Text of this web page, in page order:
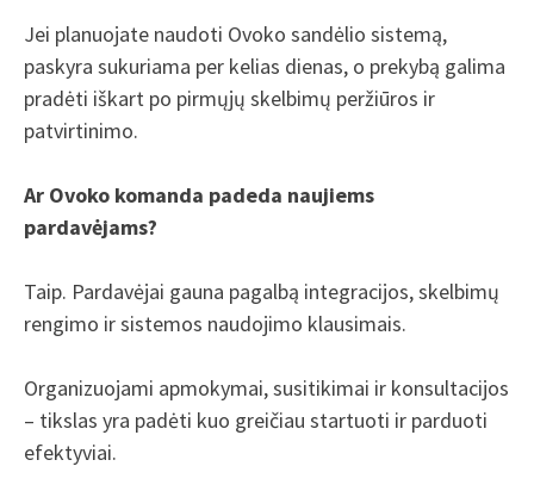
Jei planuojate naudoti Ovoko sandėlio sistemą,
paskyra sukuriama per kelias dienas, o prekybą galima
pradėti iškart po pirmųjų skelbimų peržiūros ir
patvirtinimo.
Ar Ovoko komanda padeda naujiems
pardavėjams?
Taip. Pardavėjai gauna pagalbą integracijos, skelbimų
rengimo ir sistemos naudojimo klausimais.
Organizuojami apmokymai, susitikimai ir konsultacijos
– tikslas yra padėti kuo greičiau startuoti ir parduoti
efektyviai.